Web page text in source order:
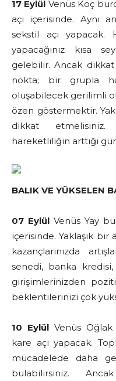
17 Eylül Venüs Koç
açı içerisinde. Aynı
sekstil açı yapacak.
yapacağınız kısa
gelebilir. Ancak
nokta; bir grupla
oluşabilecek gerilimli
özen göstermektir.
dikkat
hareketliliğin arttığı
BALIK VE YÜKSELEN
07 Eylül Venüs Yay
içerisinde. Yaklaşık
kazançlarınızda
senedi, banka
girişimlerinizden
beklentilerinizi çok
10 Eylül Venüs
kare açı yapacak.
mücadelede daha
bulabilirsiniz.